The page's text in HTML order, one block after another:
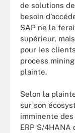
de solutions
besoin
SAP ne le
supérieur,
pour les
process
plainte.
Selon la
sur son
imminente
ERP S/